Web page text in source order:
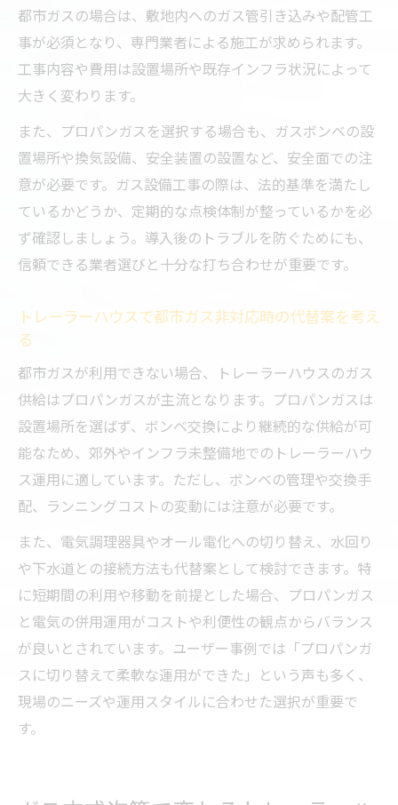
都市ガスの場合は、敷地内へのガス管引き込みや配管工
事が必須となり、専門業者による施工が求められます。
工事内容や費用は設置場所や既存インフラ状況によって
大きく変わります。
また、プロパンガスを選択する場合も、ガスボンベの設
置場所や換気設備、安全装置の設置など、安全面での注
意が必要です。ガス設備工事の際は、法的基準を満たし
ているかどうか、定期的な点検体制が整っているかを必
ず確認しましょう。導入後のトラブルを防ぐためにも、
信頼できる業者選びと十分な打ち合わせが重要です。
トレーラーハウスで都市ガス非対応時の代替案を考え
る
都市ガスが利用できない場合、トレーラーハウスのガス
供給はプロパンガスが主流となります。プロパンガスは
設置場所を選ばず、ボンベ交換により継続的な供給が可
能なため、郊外やインフラ未整備地でのトレーラーハウ
ス運用に適しています。ただし、ボンベの管理や交換手
配、ランニングコストの変動には注意が必要です。
また、電気調理器具やオール電化への切り替え、水回り
や下水道との接続方法も代替案として検討できます。特
に短期間の利用や移動を前提とした場合、プロパンガス
と電気の併用運用がコストや利便性の観点からバランス
が良いとされています。ユーザー事例では「プロパンガ
スに切り替えて柔軟な運用ができた」という声も多く、
現場のニーズや運用スタイルに合わせた選択が重要で
す。